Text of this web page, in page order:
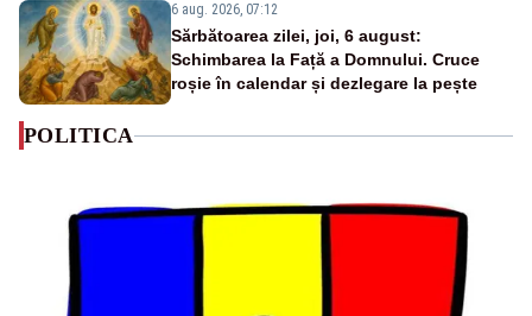
6 aug. 2026, 07:12
Sărbătoarea zilei, joi, 6 august:
Schimbarea la Față a Domnului. Cruce
roșie în calendar și dezlegare la pește
POLITICA